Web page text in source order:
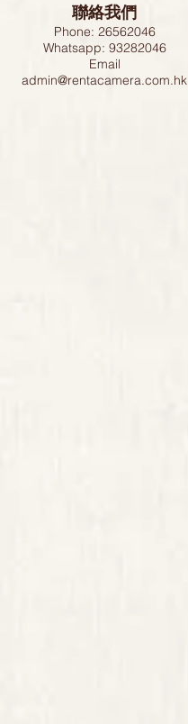
聯絡我們
Phone: 26562046
Whatsapp: 93282046
Email
admin@rentacamera.com.hk